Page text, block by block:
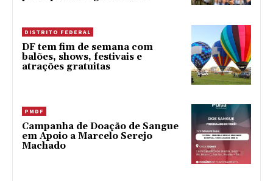
DISTRITO FEDERAL
DF tem fim de semana com
balões, shows, festivais e
atrações gratuitas
PMDF
Campanha de Doação de Sangue
em Apoio a Marcelo Serejo
Machado